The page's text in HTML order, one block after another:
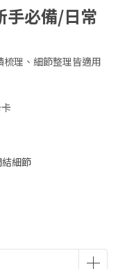
必備/日常
理、細節整理皆適用
細節